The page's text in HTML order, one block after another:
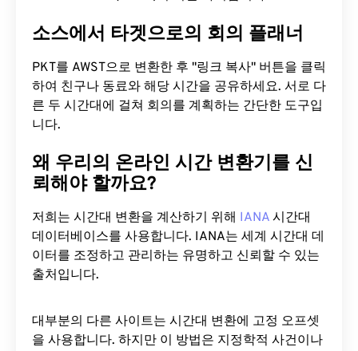
소스에서 타겟으로의 회의 플래너
PKT를 AWST으로 변환한 후 "링크 복사" 버튼을 클릭
하여 친구나 동료와 해당 시간을 공유하세요. 서로 다
른 두 시간대에 걸쳐 회의를 계획하는 간단한 도구입
니다.
왜 우리의 온라인 시간 변환기를 신
뢰해야 할까요?
저희는 시간대 변환을 계산하기 위해 IANA 시간대
데이터베이스를 사용합니다. IANA는 세계 시간대 데
이터를 조정하고 관리하는 유명하고 신뢰할 수 있는
출처입니다.
대부분의 다른 사이트는 시간대 변환에 ​​고정 오프셋
을 사용합니다. 하지만 이 방법은 지정학적 사건이나